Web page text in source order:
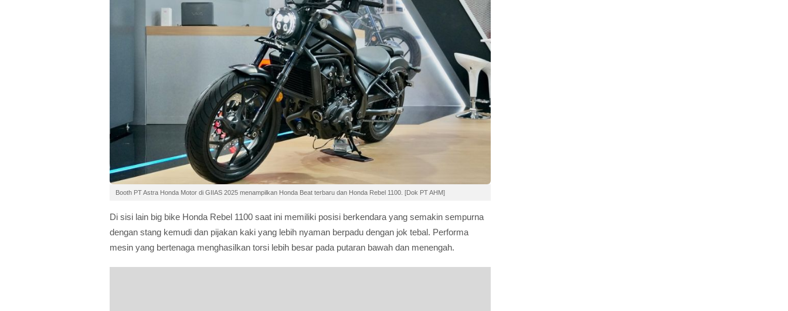
Booth PT Astra Honda Motor di GIIAS 2025 menampilkan Honda Beat terbaru dan Honda Rebel 1100. [Dok PT AHM]
Di sisi lain big bike Honda Rebel 1100 saat ini memiliki posisi berkendara yang semakin sempurna
dengan stang kemudi dan pijakan kaki yang lebih nyaman berpadu dengan jok tebal. Performa
mesin yang bertenaga menghasilkan torsi lebih besar pada putaran bawah dan menengah.